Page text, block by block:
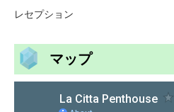
レセプション
マップ